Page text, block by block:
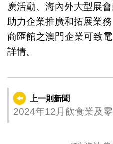
廣活動、海內外大型展
助力企業推廣和拓展業
商匯館之澳門企業可致
詳情。
上一則新聞
2024年12月飲食業及